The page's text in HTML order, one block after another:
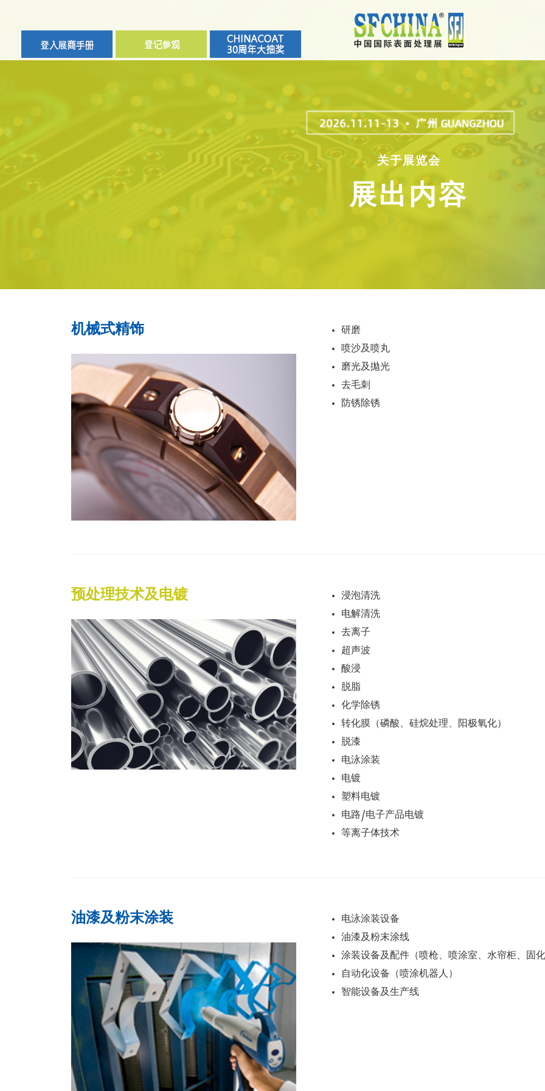
关于展览会
展出内容
机械式精饰
研磨
喷沙及喷丸
磨光及拋光
去毛刺
防锈除锈
预处理技术及电镀
浸泡清洗
电解清洗
去离子
超声波
酸浸
脱脂
化学除锈
转化膜（磷酸、硅烷处理、阳极氧化）
脱漆
电泳涂装
电镀
塑料电镀
电路/电子产品电镀
等离子体技术
油漆及粉末涂装
电泳涂装设备
油漆及粉末涂线
涂装设备及配件（喷枪、喷涂室、水帘柜、固
自动化设备（喷涂机器人）
智能设备及生产线